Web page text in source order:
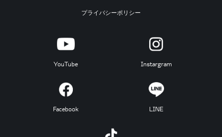
プライバシーポリシー
YouTube Instargram
Facebook LINE